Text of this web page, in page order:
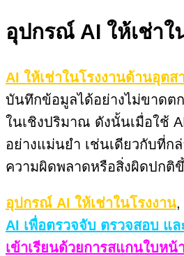
อุปกรณ์ AI ให้เช่า
AI ให้เช่าในโรงงานด้านอุตส
บันทึกข้อมูลได้อย่างไม่ขาดต
ในเชิงปริมาณ ดังนั้นเมื่อใช้
อย่างแม่นยำ เช่นเดียวกับที่ก
ความผิดพลาดหรือสิ่งผิดปกติ
อุปกรณ์ AI ให้เช่าในโรงงาน,
AI เพื่อตรวจจับ ตรวจสอบ แ
เข้าเรียนด้วยการสแกนใบหน้